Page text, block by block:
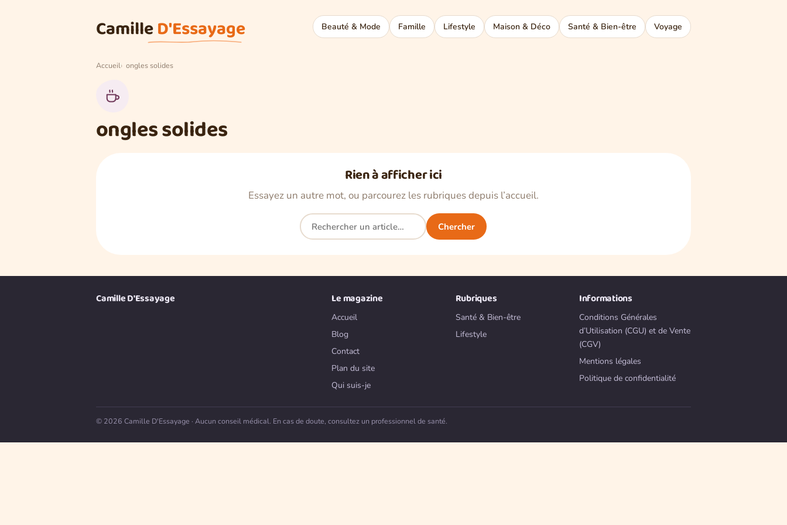
CamilleD'Essayage Beauté & Mode Famille Lifestyle Maison & Déco Santé & Bien-être Voyage
Accueil ongles solides
ongles solides
Rien à afficher ici
Essayez un autre mot, ou parcourez les rubriques depuis l’accueil.
Rechercher
Chercher
Camille D'Essayage Le magazine
Accueil
Blog
Contact
Plan du site
Qui suis-je
Rubriques
Santé & Bien-être
Lifestyle
Informations
Conditions Générales
d’Utilisation (CGU) et de Vente
(CGV)
Mentions légales
Politique de confidentialité
© 2026 Camille D'Essayage · Aucun conseil médical. En cas de doute, consultez un professionnel de santé.